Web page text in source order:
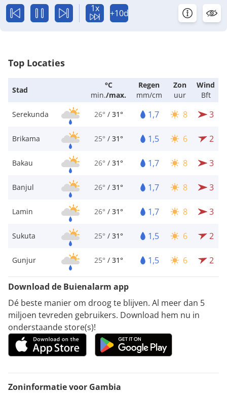
1x +10d
Top Locaties
Stad
°C
min./max.
Regen
mm/cm
Zon
uur
Wind
Bft
Serekunda
26° / 31° 1,7 8 3
Brikama 25° / 31° 1,5 6 2
Bakau 26° / 31° 1,7 8 3
Banjul 26° / 31° 1,7 8 3
Lamin 26° / 31° 1,7 8 3
Sukuta 25° / 31° 1,5 6 2
Gunjur 25° / 31° 1,5 6 2
Download de Buienalarm app
Dé beste manier om droog te blijven. Al meer dan 5
miljoen tevreden gebruikers. Download hem nu in
onderstaande store(s)!
Zoninformatie voor Gambia